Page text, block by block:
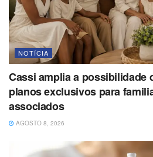
NOTÍCIA
Cassi amplia a possibilidade
planos exclusivos para
associados
AGOSTO 8, 2026